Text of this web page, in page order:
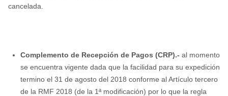
cancelada.
Complemento de Recepción de Pagos (CRP).- al momento
se encuentra vigente dada que la facilidad para su expedición
termino el 31 de agosto del 2018 conforme al Artículo tercero
de la RMF 2018 (de la 1ª modificación) por lo que la regla